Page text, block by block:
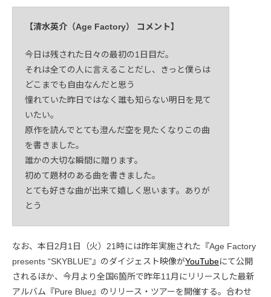
【清水英介（Age Factory） コメント】
今日は残された日々の最初の1日目だ。
それは全ての人に言えることだし、きっと僕らは
どこまでも自由なんだと思う
憧れていた昨日ではなく誰も知らない明日を見て
いたい。
原作を読んでとても澄んだ空を見たくなりこの曲
を書きました。
誰かの大切な瞬間に贈ります。
初めて題材のある曲を書きました。
とても好きな曲が出来て嬉しく思います。ありが
とう
なお、本日2月1日（火）21時には昨年実施された『Age Factory
presents “SKYBLUE”』のダイジェスト映像がYouTubeにて公開
されるほか、今月より全国6箇所で昨年11月にリリースした最新
アルバム『Pure Blue』のリリース・ツアーを開催する。合わせ